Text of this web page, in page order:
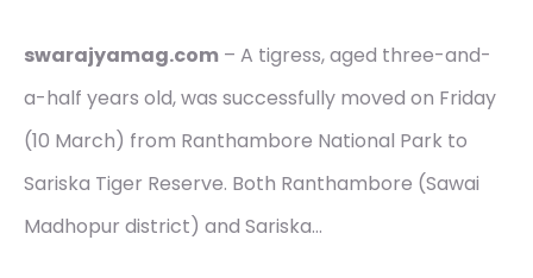
swarajyamag.com – A tigress, aged three-and-
a-half years old, was successfully moved on Friday
(10 March) from Ranthambore National Park to
Sariska Tiger Reserve. Both Ranthambore (Sawai
Madhopur district) and Sariska…